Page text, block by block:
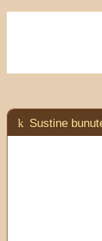
Sustine